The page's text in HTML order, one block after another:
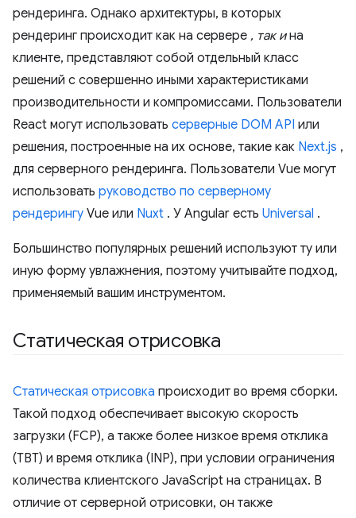
рендеринга. Однако архитектуры, в которых
рендеринг происходит как на сервере , так ина
клиенте, представляют собой отдельный класс
решений с совершенно иными характеристиками
производительности и компромиссами. Пользователи
React могут использовать серверные DOM API или
решения, построенные на их основе, такие как Next.js ,
для серверного рендеринга. Пользователи Vue могут
использовать руководство по серверному
рендерингу Vue или Nuxt . У Angular есть Universal .
Большинство популярных решений используют ту или
иную форму увлажнения, поэтому учитывайте подход,
применяемый вашим инструментом.
Статическая отрисовка
Статическая отрисовка происходит во время сборки.
Такой подход обеспечивает высокую скорость
загрузки (FCP), а также более низкое время отклика
(TBT) и время отклика (INP), при условии ограничения
количества клиентского JavaScript на страницах. В
отличие от серверной отрисовки, он также